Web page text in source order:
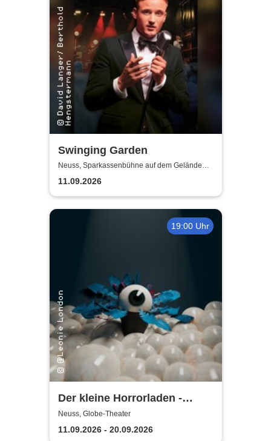
Swinging Garden
Neuss, Sparkassenbühne auf dem Gelände
der Landesgartenschau Neuss
11.09.2026
19:00 Uhr
Der kleine Horrorladen -
Kulturforum Alte Post und
Musikschule Neuss
Neuss, Globe-Theater
11.09.2026 - 20.09.2026